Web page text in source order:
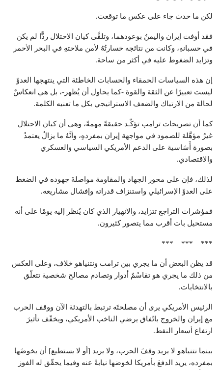
لكن ما حدث جاء على عكس ما توقعت.
فقد أوفت إيران واليمنُ بوعودهما، وتلقَّى كيان الاحتلال ردًّا لم يكن
في حسبانهِ، وكانت من نتائجه خسارتُهُ لأمن ملاحتهِ في البحر الأحمر
وتزايد الضغوط عليه في أكثر من ساحة.
إن هذه السياسات الحمقاء والحسابات الخاطئة التي ينتهجها العدوّ
ليست تعبيرًا عن الثقة والقوة -كما يحاول أن يُظهر-، بل هي انعكاسٌ
لحالة من الارتباك والضعف الاستراتيجي بكل ما تعنيه الكلمة.
كما أن تصريحات ترامب تؤكّـد حقيقةً مهمةً، وهي أن كيان الاحتلال
غيرُ مؤهَّلة للصمود في مواجهة إيران بمفردهِ، وأنَّهُ ما يزالُ يعتمدُ
بصورة أَسَاسية على الدعم الأمريكي السياسي والعسكري
والاقتصادي.
لذلك، فإن على محور الجهاد والمقاومة مواصلةَ جهوده في الضغط
على العدوّ الإسرائيلي واستنزاف قدراته وإفشال مشاريعه.
فمؤشرات التراجع تتزايد، والانهيار الذي كان يُنظر إليه يومًا على أنه
مستحيل بات أقرب مما يتصور كثيرون.
*** *** ***
قد يظن البعض أن ما يجري بين ترامب ونتنياهو خلاف، وعلى العكس
من ذلك ما يجري هو تقاسُمٌ أدوار وتصادم مصالح شخصية تتعلّق
بالانتخابات.
الرئيس الأمريكي يرى أن مصلحتَه ترتبط بالتهدئة الآن ووقف الحرب
مع إيران والخروج باتّفاق يرضي الناخب الأمريكي، ويخفّف تأثيرَ
ارتفاع أسعار النفط.
بينما نتنياهو لا يريد وقفَ الحرب، ولا يريد [أو لا يستطيع] أن يخوضَها
بمفرده، يريد الدفعَ بأمريكا لخوضها نيابةً عنه وفيما يحقّق له الفوز